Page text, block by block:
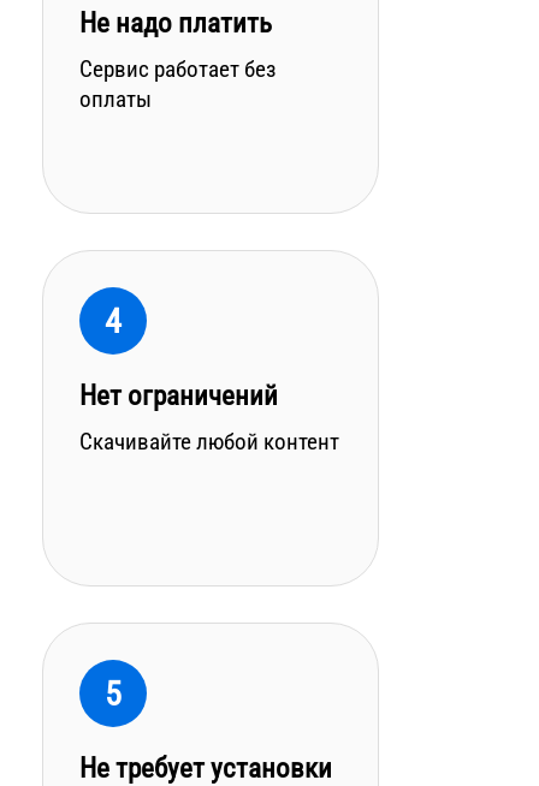
Не надо платить
Сервис работает без
оплаты
4
Нет ограничений
Скачивайте любой контент
5
Не требует установки